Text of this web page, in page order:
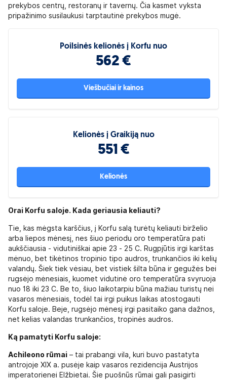
prekybos centrų, restoranų ir tavernų. Čia kasmet vyksta
pripažinimo susilaukusi tarptautinė prekybos mugė.
Poilsinės kelionės į Korfu nuo
562 €
Viešbučiai ir kainos
Kelionės į Graikiją nuo
551 €
Kelionės
Orai Korfu saloje. Kada geriausia keliauti?
Tie, kas mėgsta karščius, į Korfu salą turėtų keliauti birželio
arba liepos mėnesį, nes šiuo periodu oro temperatūra pati
aukščiausia - vidutiniškai apie 23 - 25 C. Rugpjūtis irgi karštas
mėnuo, bet tikėtinos tropinio tipo audros, trunkančios iki kelių
valandų. Šiek tiek vėsiau, bet vistiek šilta būna ir gegužės bei
rugsėjo mėnesiais, kuomet vidutinė oro temperatūra svyruoja
nuo 18 iki 23 C. Be to, šiuo laikotarpiu būna mažiau turistų nei
vasaros mėnesiais, todėl tai irgi puikus laikas atostogauti
Korfu saloje. Beje, rugsėjo mėnesį irgi pasitaiko gana dažnos,
net kelias valandas trunkančios, tropinės audros.
Ką pamatyti Korfu saloje:
Achileono rūmai – tai prabangi vila, kuri buvo pastatyta
antrojoje XIX a. pusėje kaip vasaros rezidencija Austrijos
imperatorienei Elžbietai. Šie puošnūs rūmai gali pasigirti